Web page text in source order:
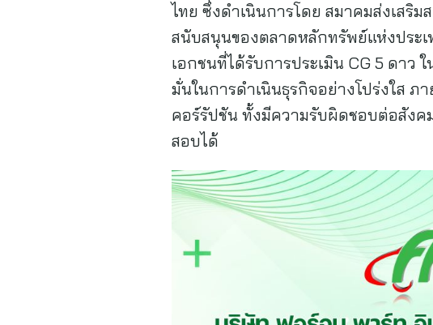
ไทย ซึ่งดำเนินการโดย สมาคมส่งเสริ
สนับสนุนของตลาดหลักทรัพย์แห่งประ
เอกชนที่ได้รับการประเมิน CG 5 ดาว
มั่นในการดำเนินธุรกิจอย่างโปร่งใส
คอร์รัปชัน ทั้งมีความรับผิดชอบต่อสังค
สอบได้